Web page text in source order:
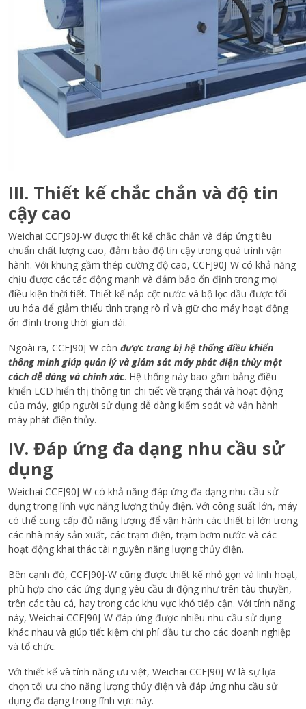
III. Thiết kế chắc chắn và độ tin
cậy cao
Weichai CCFJ90J-W được thiết kế chắc chắn và đáp ứng tiêu
chuẩn chất lượng cao, đảm bảo độ tin cậy trong quá trình vận
hành. Với khung gầm thép cường độ cao, CCFJ90J-W có khả năng
chịu được các tác động mạnh và đảm bảo ổn định trong mọi
điều kiện thời tiết. Thiết kế nắp cột nước và bộ lọc dầu được tối
ưu hóa để giảm thiểu tình trạng rò rỉ và giữ cho máy hoạt động
ổn định trong thời gian dài.
Ngoài ra, CCFJ90J-W còn được trang bị hệ thống điều khiển
thông minh giúp quản lý và giám sát máy phát điện thủy một
cách dễ dàng và chính xác. Hệ thống này bao gồm bảng điều
khiển LCD hiển thị thông tin chi tiết về trạng thái và hoạt động
của máy, giúp người sử dụng dễ dàng kiểm soát và vận hành
máy phát điện thủy.
IV. Đáp ứng đa dạng nhu cầu sử
dụng
Weichai CCFJ90J-W có khả năng đáp ứng đa dạng nhu cầu sử
dụng trong lĩnh vực năng lượng thủy điện. Với công suất lớn, máy
có thể cung cấp đủ năng lượng để vận hành các thiết bị lớn trong
các nhà máy sản xuất, các trạm điện, trạm bơm nước và các
hoạt động khai thác tài nguyên năng lượng thủy điện.
Bên cạnh đó, CCFJ90J-W cũng được thiết kế nhỏ gọn và linh hoạt,
phù hợp cho các ứng dụng yêu cầu di động như trên tàu thuyền,
trên các tàu cá, hay trong các khu vực khó tiếp cận. Với tính năng
này, Weichai CCFJ90J-W đáp ứng được nhiều nhu cầu sử dụng
khác nhau và giúp tiết kiệm chi phí đầu tư cho các doanh nghiệp
và tổ chức.
Với thiết kế và tính năng ưu việt, Weichai CCFJ90J-W là sự lựa
chọn tối ưu cho năng lượng thủy điện và đáp ứng nhu cầu sử
dụng đa dạng trong lĩnh vực này.